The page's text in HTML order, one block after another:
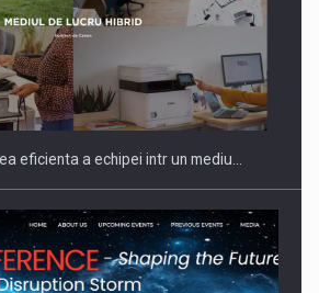
care nu se supun noilor
eficienta a echipei intr un mediu…